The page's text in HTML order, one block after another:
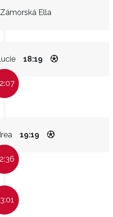
Zámorská Ella
18:19
19:19